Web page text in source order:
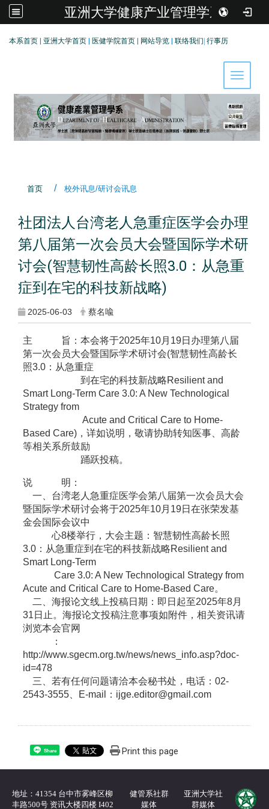
亚洲大学健康产业管理学系
本系首页 亚洲大学首页 医健学院首页 网站导览 联络我们 行事历
Toggle
首页 校外讯息/研讨会讯息
社团法人台湾老人急重症医学会办理
第八届第一次会员大会暨国际学术研
讨会(智慧韧性高龄长照3.0：从急重
症到在宅的科技新战略)
2025-06-03 蔡名喩
主 旨：本会将于2025年10月19日办理第八届
第一次会员大会暨国际学术研讨会(智慧韧性高龄长
照3.0：从急重症
到在宅的科技新战略Resilient and
Smart Long-Term Care 3.0: A New Technological
Strategy from
Acute and Critical Care to Home-
Based Care)，详如说明，敬请协助转知医事、高龄
等相关系所鼓励
踊跃投稿。
说 明：
一、台湾老人急重症医学会第八届第一次会员大会
暨国际学术研讨会将于2025年10月19日在张荣发基
金会国际会议中
心8楼举行，大会主题：智慧韧性高龄长照
3.0：从急重症到在宅的科技新战略Resilient and
Smart Long-Term
Care 3.0: A New Technological Strategy from
Acute and Critical Care to Home-Based Care。
二、海报论文线上投稿日期：即日起至2025年8月
31日止。海报论文投稿注意事项如附件，相关资讯请
浏览本会官网
：
http://www.sgecm.org.tw/news/news_info.asp?doc-
id=478
三、若有任何问题请洽本会秘书处，电话：02-
2543-3555、E-mail：ijge.editor@gmail.com
Share Print this page
地址：41354 台中市雾峰区柳
丰路500号 资讯大楼四楼 I402
健管系社群
媒体
亚洲大学社
群媒体